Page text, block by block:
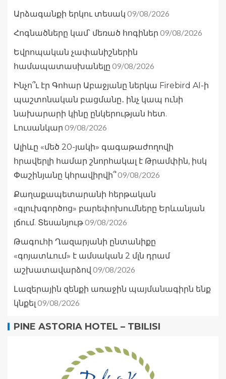
Արձագանքի երկու տեսակ 09/08/2026
Հոգնածները կամ՝ մեռած հոգիներ 09/08/2026
Եվրոպական չափանիշներին
համապատասխանելը 09/08/2026
Ինչո՞ւ էր Գոհար Աբաջյանը ներկա Firebird AI-ի
պաշտոնական բացմանը․ ինչ կապ ունի
նախարարի կինը ընկերության հետ.
Լուսանկար 09/08/2026
Ալիևը «մեծ 20-յակի» գագաթաժողովի
հրավերլի համար շնորհակալ է Թրամփին, իսկ
Փաշինյանը կհրավիրվի՞09/08/2026
Քաղաքապետարանի հերթական
«գլուխգործոց» բարեփոխումները Երևանյան
լճում. Տեսանյութ09/08/2026
Թագուհի Ղազարյանի ընտանիքը
«գոյատևում» է ամսական 2 մլն դրամ
աշխատավարձով 09/08/2026
Լազերային զենքի առաջին պայմանագիրն ենք
կնքել 09/08/2026
PINE ASTORIA HOTEL – TBILISI